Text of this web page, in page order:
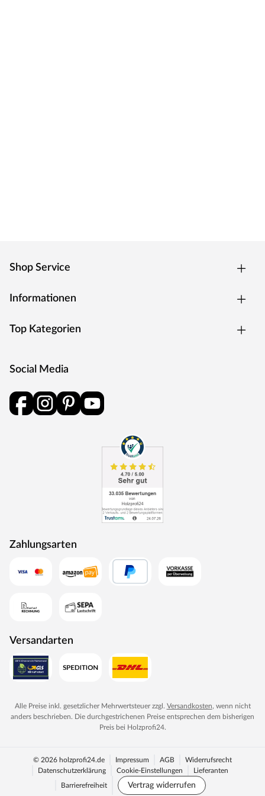
Shop Service
Informationen
Top Kategorien
Social Media
Zahlungsarten
Versandarten
Alle Preise inkl. gesetzlicher Mehrwertsteuer zzgl. Versandkosten, wenn nicht
anders beschrieben. Die durchgestrichenen Preise entsprechen dem bisherigen
Preis bei Holzprofi24.
© 2026 holzprofi24.de Impressum AGB
Widerrufsrecht
Datenschutzerklärung
Cookie-Einstellungen Lieferanten
Barrierefreiheit Vertrag widerrufen